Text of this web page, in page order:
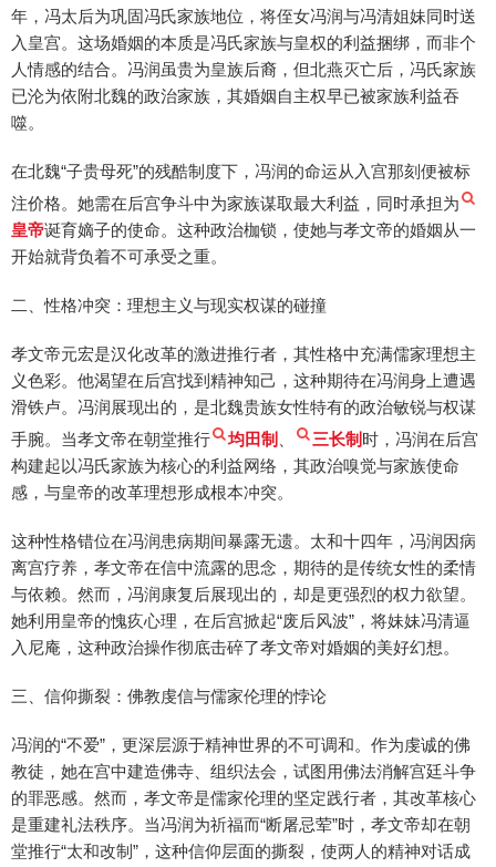
年，冯太后为巩固冯氏家族地位，将侄女冯润与冯清姐妹同时送
入皇宫。这场婚姻的本质是冯氏家族与皇权的利益捆绑，而非个
人情感的结合。冯润虽贵为皇族后裔，但北燕灭亡后，冯氏家族
已沦为依附北魏的政治家族，其婚姻自主权早已被家族利益吞
噬。
在北魏“子贵母死”的残酷制度下，冯润的命运从入宫那刻便被标
注价格。她需在后宫争斗中为家族谋取最大利益，同时承担为
皇帝诞育嫡子的使命。这种政治枷锁，使她与孝文帝的婚姻从一
开始就背负着不可承受之重。
二、性格冲突：理想主义与现实权谋的碰撞
孝文帝元宏是汉化改革的激进推行者，其性格中充满儒家理想主
义色彩。他渴望在后宫找到精神知己，这种期待在冯润身上遭遇
滑铁卢。冯润展现出的，是北魏贵族女性特有的政治敏锐与权谋
手腕。当孝文帝在朝堂推行
均田制 三长制 时，冯润在后宫
构建起以冯氏家族为核心的利益网络，其政治嗅觉与家族使命
感，与皇帝的改革理想形成根本冲突。
这种性格错位在冯润患病期间暴露无遗。太和十四年，冯润因病
离宫疗养，孝文帝在信中流露的思念，期待的是传统女性的柔情
与依赖。然而，冯润康复后展现出的，却是更强烈的权力欲望。
她利用皇帝的愧疚心理，在后宫掀起“废后风波”，将妹妹冯清逼
入尼庵，这种政治操作彻底击碎了孝文帝对婚姻的美好幻想。
三、信仰撕裂：佛教虔信与儒家伦理的悖论
冯润的“不爱”，更深层源于精神世界的不可调和。作为虔诚的佛
教徒，她在宫中建造佛寺、组织法会，试图用佛法消解宫廷斗争
的罪恶感。然而，孝文帝是儒家伦理的坚定践行者，其改革核心
是重建礼法秩序。当冯润为祈福而“断屠忌荤”时，孝文帝却在朝
堂推行“太和改制”，这种信仰层面的撕裂，使两人的精神对话成